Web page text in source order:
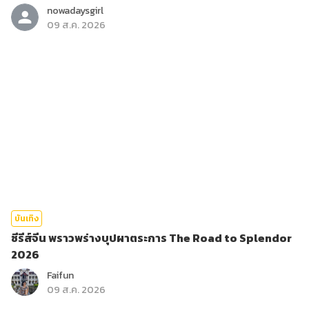
nowadaysgirl
09 ส.ค. 2026
บันเทิง
ซีรีส์จีน พราวพร่างบุปผาตระการ The Road to Splendor
2026
Faifun
09 ส.ค. 2026